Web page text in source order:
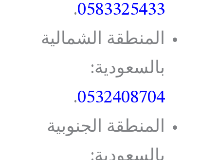
0583325433
.
المنطقة الشمالية
بالسعودية:
0532408704
.
المنطقة الجنوبية
بالسعودية: